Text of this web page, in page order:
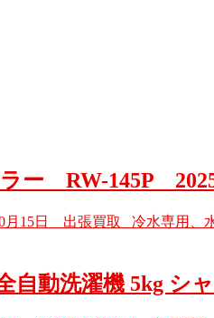
ー RW-145P
15日 出張買取 冷水専用、
自動洗濯機 5kg シ